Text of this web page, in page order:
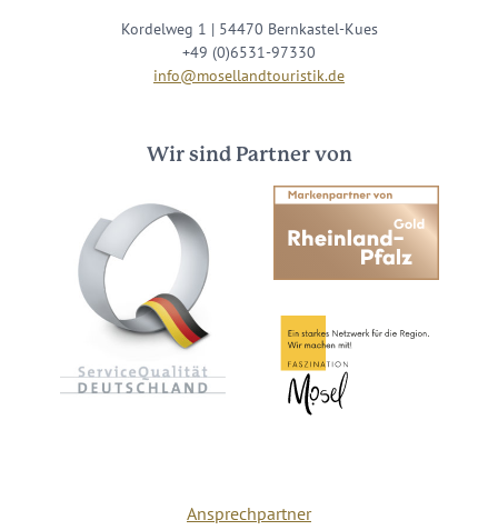
Kordelweg 1 | 54470 Bernkastel-Kues
+49 (0)6531-97330
info@mosellandtouristik.de
Wir sind Partner von
Ansprechpartner